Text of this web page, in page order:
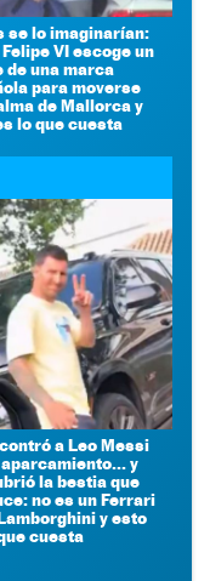
se lo imaginarían:
VI escoge un
de una marca
para moverse
de Mallorca y
lo que cuesta
a Leo Messi
y
la bestia que
no es un Ferrari
y esto
cuesta